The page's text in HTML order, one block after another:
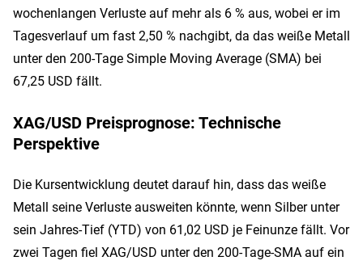
wochenlangen Verluste auf mehr als 6 % aus, wobei er im
Tagesverlauf um fast 2,50 % nachgibt, da das weiße Metall
unter den 200-Tage Simple Moving Average (SMA) bei
67,25 USD fällt.
XAG/USD Preisprognose: Technische
Perspektive
Die Kursentwicklung deutet darauf hin, dass das weiße
Metall seine Verluste ausweiten könnte, wenn Silber unter
sein Jahres-Tief (YTD) von 61,02 USD je Feinunze fällt. Vor
zwei Tagen fiel XAG/USD unter den 200-Tage-SMA auf ein